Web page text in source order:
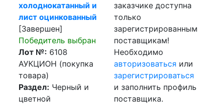
холоднокатанный и
лист оцинкованный
[Завершен]
Победитель выбран
Лот №: 6108
АУКЦИОН (покупка
товара)
Раздел: Черный и
цветной
заказчике доступна
только
зарегистрированным
поставщикам!
Необходимо
авторизоваться или
зарегистрироваться
и заполнить профиль
поставщика.